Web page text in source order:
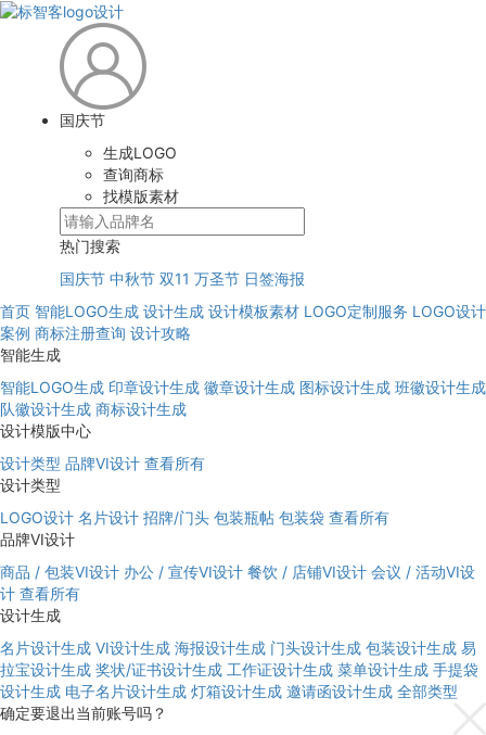
国庆节
生成LOGO
查询商标
找模版素材
热门搜索
国庆节 中秋节 双11 万圣节 日签海报
首页 智能LOGO生成 设计生成 设计模板素材 LOGO定制服务 LOGO设计
案例 商标注册查询 设计攻略
智能生成
智能LOGO生成 印章设计生成 徽章设计生成 图标设计生成 班徽设计生成
队徽设计生成 商标设计生成
设计模版中心
设计类型 品牌VI设计 查看所有
设计类型
LOGO设计 名片设计 招牌/门头 包装瓶帖 包装袋 查看所有
品牌VI设计
商品 / 包装VI设计 办公 / 宣传VI设计 餐饮 / 店铺VI设计 会议 / 活动VI设
计 查看所有
设计生成
名片设计生成 VI设计生成 海报设计生成 门头设计生成 包装设计生成 易
拉宝设计生成 奖状/证书设计生成 工作证设计生成 菜单设计生成 手提袋
设计生成 电子名片设计生成 灯箱设计生成 邀请函设计生成 全部类型
确定要退出当前账号吗？